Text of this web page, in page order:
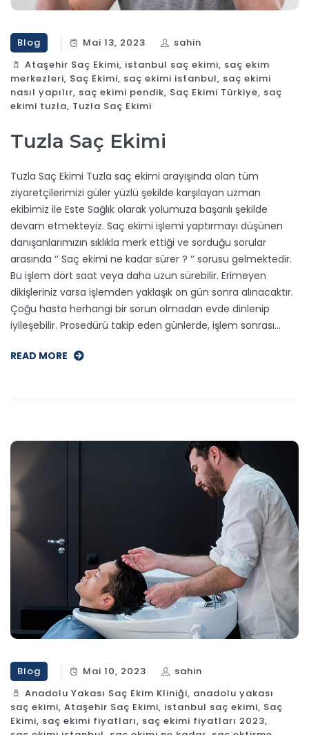
Blog Mai 13, 2023
sahin
Ataşehir Saç Ekimi, istanbul saç ekimi, saç ekim
merkezleri, Saç Ekimi, saç ekimi istanbul, saç ekimi
nasıl yapılır, saç ekimi pendik, Saç Ekimi Türkiye, saç
ekimi tuzla, Tuzla Saç Ekimi
Tuzla Saç Ekimi
Tuzla Saç Ekimi Tuzla saç ekimi arayışında olan tüm
ziyaretçilerimizi güler yüzlü şekilde karşılayan uzman
ekibimiz ile Este Sağlık olarak yolumuza başarılı şekilde
devam etmekteyiz. Saç ekimi işlemi yaptırmayı düşünen
danışanlarımızın sıklıkla merk ettiği ve sorduğu sorular
arasında ‘’ Saç ekimi ne kadar sürer ? ‘’ sorusu gelmektedir.
Bu işlem dört saat veya daha uzun sürebilir. Erimeyen
dikişleriniz varsa işlemden yaklaşık on gün sonra alınacaktır.
Çoğu hasta herhangi bir sorun olmadan evde dinlenip
iyileşebilir. Prosedürü takip eden günlerde, işlem sonrası…
READ MORE
Blog Mai 10, 2023
sahin
Anadolu Yakası Saç Ekim Kliniği, anadolu yakası
saç ekimi, Ataşehir Saç Ekimi, istanbul saç ekimi, Saç
Ekimi, saç ekimi fiyatları, saç ekimi fiyatları 2023,